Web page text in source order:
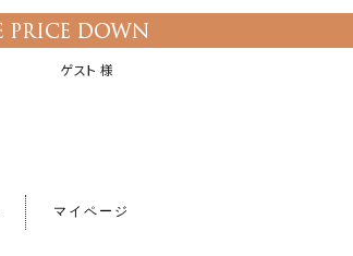
ゲスト 様
マイページ